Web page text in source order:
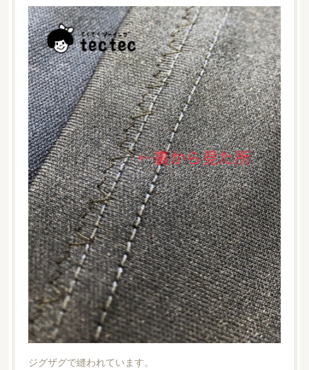
ジグザグで縫われています。